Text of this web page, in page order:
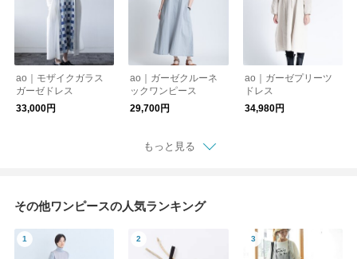
ao｜モザイクガラス
ガーゼドレス
33,000円
ao｜ガーゼクルーネ
ックワンピース
29,700円
ao｜ガーゼプリーツ
ドレス
34,980円
もっと見る
その他ワンピースの人気ランキング